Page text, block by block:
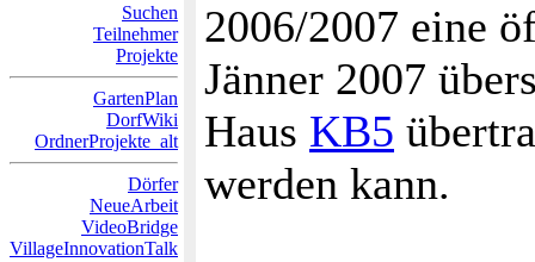
Suchen
Teilnehmer
Projekte
GartenPlan
DorfWiki
OrdnerProjekte_alt
Dörfer
NeueArbeit
VideoBridge
VillageInnovationTalk
2006/2007 eine
Jänner 2007
Haus KB5
werden kann.